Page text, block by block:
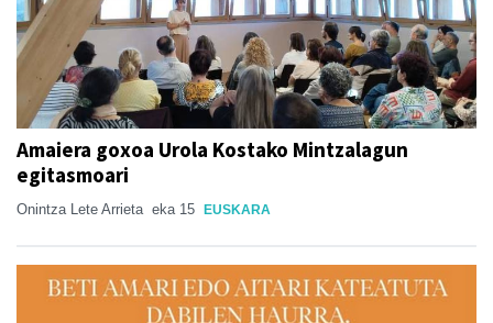
Amaiera goxoa Urola Kostako Mintzalagun
egitasmoari
Onintza Lete Arrieta eka 15 EUSKARA